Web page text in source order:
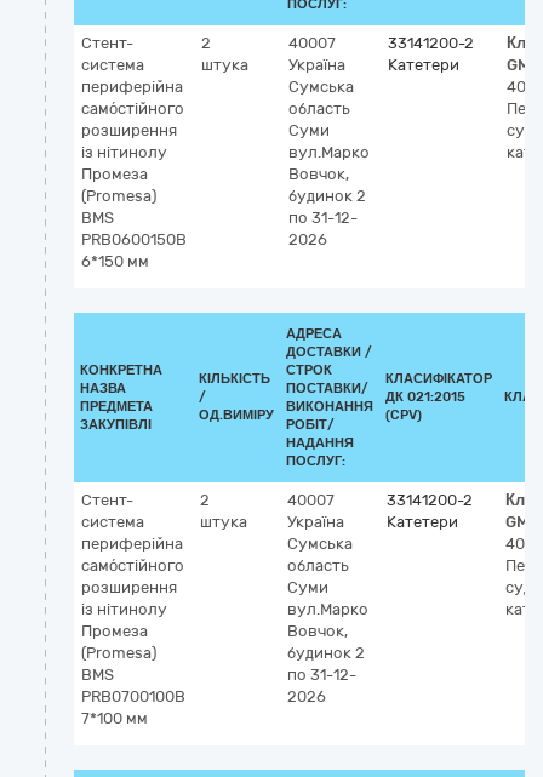
ПОСЛУГ:
Стент-
система
периферійна
само́стійного
розширення
із нітинолу
Промеза
(Promesa)
BMS
PRB0600150B
6*150 мм
2
штука
40007
Україна
Сумська
область
Суми
вул.Марко
Вовчок,
будинок 2
по 31-12-
2026
33141200-2
Катетери
КОНКРЕТНА
НАЗВА
ПРЕДМЕТА
ЗАКУПІВЛІ
КІЛЬКІСТЬ
/
ОД.ВИМІРУ
АДРЕСА
ДОСТАВКИ /
СТРОК
ПОСТАВКИ/
ВИКОНАННЯ
РОБІТ/
НАДАННЯ
ПОСЛУГ:
КЛАСИФІКАТОР
ДК 021:2015
(CPV)
Стент-
система
периферійна
само́стійного
розширення
із нітинолу
Промеза
(Promesa)
BMS
PRB0700100B
7*100 мм
2
штука
40007
Україна
Сумська
область
Суми
вул.Марко
Вовчок,
будинок 2
по 31-12-
2026
33141200-2
Катетери